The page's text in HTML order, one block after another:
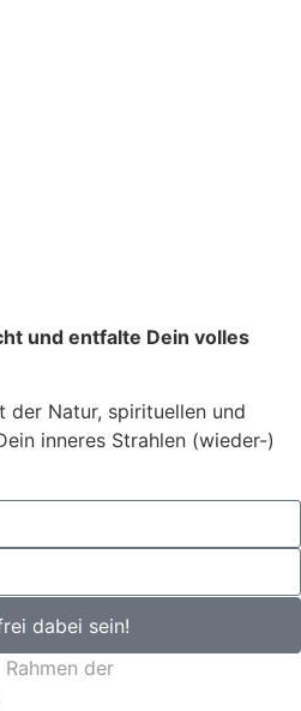
und entfalte Dein volles
der Natur, spirituellen und
inneres Strahlen (wieder-)
dabei sein!
der